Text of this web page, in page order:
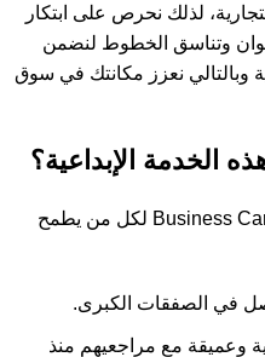
لذلك نحرص على ابتكار
وتناسق الخطوط لنضمن
وبالتالي نعزز مكانتك في سوق
الخدمة الإبداعية؟
نقدم خدمة تصميم بطاقة عمل | Business Card لكل من يطمح
في الصفقات الكبرى.
وعميقة مع مراجعيهم منذ